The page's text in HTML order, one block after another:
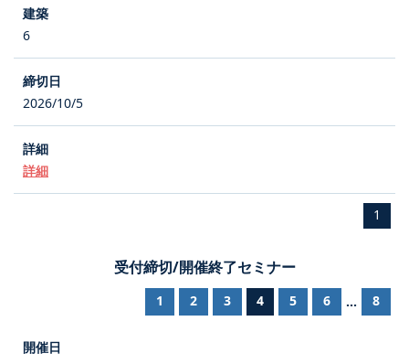
6
2026/10/5
詳細
1
受付締切/開催終了セミナー
1 2 3 4 5 6 ... 8